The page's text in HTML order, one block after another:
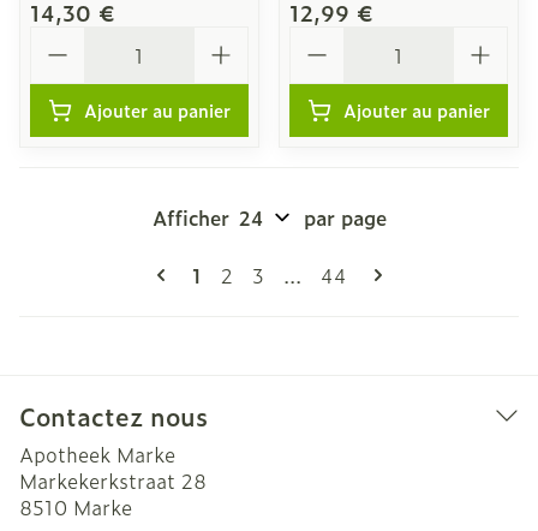
14,30 €
Ajouter au panier
12,99 €
Ajouter au panier
Vous lisez actuellement la page
1 Page
2 Page
3 ... Page
44
Afficher par page
Contactez nous
Apotheek Marke
Markekerkstraat 28
8510 Marke